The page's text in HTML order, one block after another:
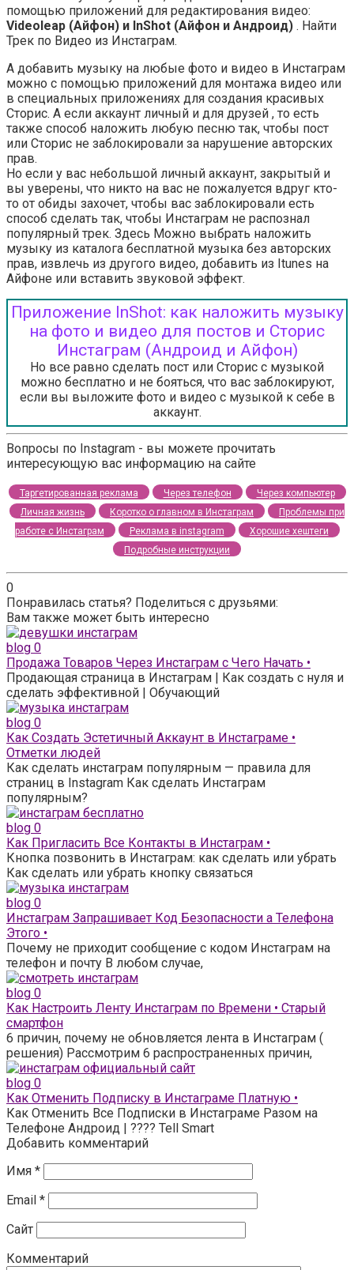
помощью приложений для редактирования видео:
Videoleap (Айфон) и InShot (Айфон и Андроид) . Найти
Трек по Видео из Инстаграм.
А добавить музыку на любые фото и видео в Инстаграм
можно с помощью приложений для монтажа видео или
в специальных приложениях для создания красивых
Сторис. А если аккаунт личный и для друзей , то есть
также способ наложить любую песню так, чтобы пост
или Сторис не заблокировали за нарушение авторских
прав.
Но если у вас небольшой личный аккаунт, закрытый и
вы уверены, что никто на вас не пожалуется вдруг кто-
то от обиды захочет, чтобы вас заблокировали есть
способ сделать так, чтобы Инстаграм не распознал
популярный трек. Здесь Можно выбрать наложить
музыку из каталога бесплатной музыка без авторских
прав, извлечь из другого видео, добавить из Itunes на
Айфоне или вставить звуковой эффект.
Приложение InShot: как наложить музыку
на фото и видео для постов и Сторис
Инстаграм (Андроид и Айфон)
Но все равно сделать пост или Сторис с музыкой
можно бесплатно и не бояться, что вас заблокируют,
если вы выложите фото и видео с музыкой к себе в
аккаунт.
Вопросы по Instagram - вы можете прочитать
интересующую вас информацию на сайте
Таргетированная реклама Через телефон
Через компьютер
Личная жизнь
Коротко о главном в Инстаграм
Проблемы при
работе с Инстаграм
Реклама в instagram
Хорошие хештеги
Подробные инструкции
0
Понравилась статья? Поделиться с друзьями:
Вам также может быть интересно
blog 0
Продажа Товаров Через Инстаграм с Чего Начать •
Продающая страница в Инстаграм | Как создать с нуля и
сделать эффективной | Обучающий
blog 0
Как Создать Эстетичный Аккаунт в Инстаграме •
Отметки людей
Как сделать инстаграм популярным — правила для
страниц в Instagram Как сделать Инстаграм
популярным?
blog 0
Как Пригласить Все Контакты в Инстаграм •
Кнопка позвонить в Инстаграм: как сделать или убрать
Как сделать или убрать кнопку связаться
blog 0
Инстаграм Запрашивает Код Безопасности а Телефона
Этого •
Почему не приходит сообщение с кодом Инстаграм на
телефон и почту В любом случае,
blog 0
Как Настроить Ленту Инстаграм по Времени • Старый
смартфон
6 причин, почему не обновляется лента в Инстаграм (
решения) Рассмотрим 6 распространенных причин,
blog 0
Как Отменить Подписку в Инстаграме Платную •
Как Отменить Все Подписки в Инстаграме Разом на
Телефоне Андроид | ???? Tell Smart
Добавить комментарий
Имя *
Email *
Сайт
Комментарий